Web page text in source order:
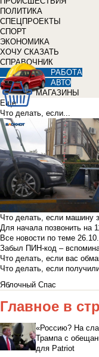
ПОЛИТИКА
СПЕЦПРОЕКТЫ
СПОРТ
ЭКОНОМИКА
ХОЧУ СКАЗАТЬ
СПРАВОЧНИК
РАБОТА
АВТО
МАГАЗИНЫ
Еще
Что делать, если...
Что делать, если машину
Для начала позвонить на
Все новости по теме
Забыл ПИН-код –
Что делать, если вас
Что делать, если
Яблочный Спас
Главное в
«Россию? На
Трампа с
для Patriot